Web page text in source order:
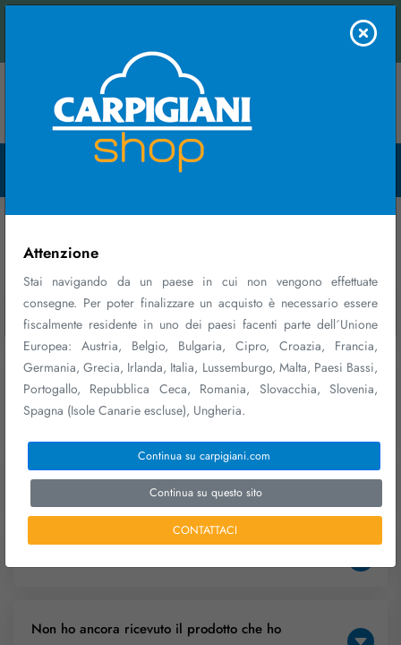
semplice: contattaci e ricevi una stima immediata.
Contattaci
Menu Open
REGALO DI BENVENUTO
SCONTO DEL 10% SUL TUO PRIMO ACQUISTO*
Registrati ed effettua il login
Seleziona i prodotti
Inserisci il codice couponBENVENUTO10
ricambi consumabili, piani di manutenzione e merchandising, valido per un
Chiudi Non mostrare più Registrati
Attenzione
Stai navigando da un paese in cui non vengono effettuate
consegne. Per poter finalizzare un acquisto è necessario essere
fiscalmente residente in uno dei paesi facenti parte dell´Unione
Europea: Austria, Belgio, Bulgaria, Cipro, Croazia, Francia,
Germania, Grecia, Irlanda, Italia, Lussemburgo, Malta, Paesi Bassi,
Portogallo, Repubblica Ceca, Romania, Slovacchia, Slovenia,
Spagna (Isole Canarie escluse), Ungheria.
Continua su carpigiani.com
Continua su questo sito
CONTATTACI
Home
Informazioni spedizione
In quali paesi effettuiamo la consegna?
Come avviene la consegna dei consumabili e
accessori?
Come avviene la consegna delle macchine?
Non ho ancora ricevuto il prodotto che ho